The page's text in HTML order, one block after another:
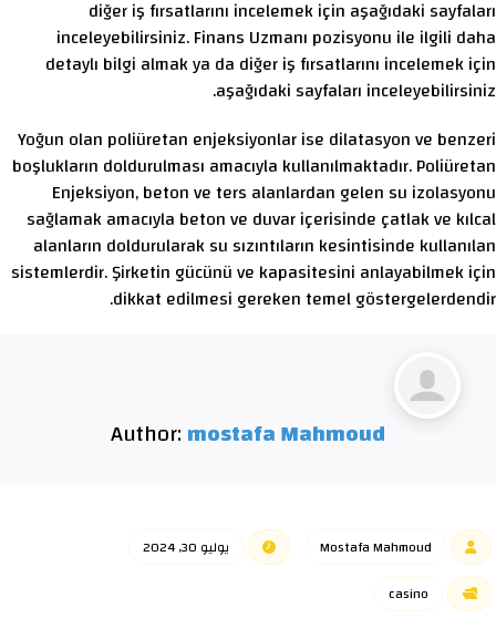
diğer iş fırsatlarını incelemek için aşağıdaki sayfaları
inceleyebilirsiniz. Finans Uzmanı pozisyonu ile ilgili daha
detaylı bilgi almak ya da diğer iş fırsatlarını incelemek için
aşağıdaki sayfaları inceleyebilirsiniz.
Yoğun olan poliüretan enjeksiyonlar ise dilatasyon ve benzeri
boşlukların doldurulması amacıyla kullanılmaktadır. Poliüretan
Enjeksiyon, beton ve ters alanlardan gelen su izolasyonu
sağlamak amacıyla beton ve duvar içerisinde çatlak ve kılcal
alanların doldurularak su sızıntıların kesintisinde kullanılan
sistemlerdir. Şirketin gücünü ve kapasitesini anlayabilmek için
dikkat edilmesi gereken temel göstergelerdendir.
Author:mostafa Mahmoud
Mostafa Mahmoud
يوليو 30, 2024
casino